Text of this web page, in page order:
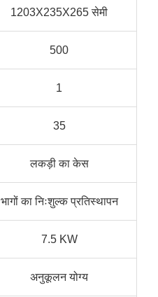
1203X235X265 सेमी
500
1
35
लकड़ी का केस
भागों का निःशुल्क प्रतिस्थापन
7.5 KW
अनुकूलन योग्य